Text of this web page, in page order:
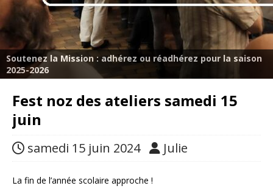
Soutenez la Mission : adhérez ou réadhérez pour la saison
2025-2026
Fest noz des ateliers samedi 15
juin
samedi 15 juin 2024 Julie
La fin de l’année scolaire approche !